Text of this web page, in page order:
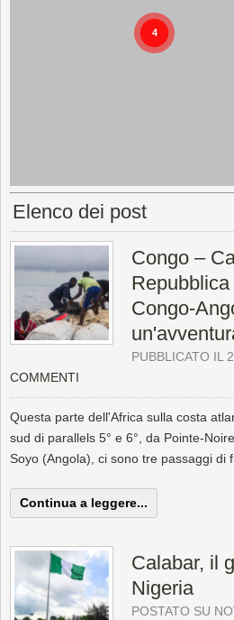
Elenco dei post
Congo –
Repubblica
Congo-
PUBBLICATO IL
COMMENTI
Questa parte dell'Africa sulla costa
sud di parallels 5° e 6°, da Pointe-
Soyo (Angola), ci sono tre passaggi di
Continua a leggere...
Calabar, il
Nigeria
POSTATO SU